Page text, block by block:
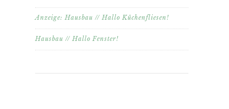
Anzeige: Hausbau // Hallo Küchenfliesen!
Hausbau // Hallo Fenster!